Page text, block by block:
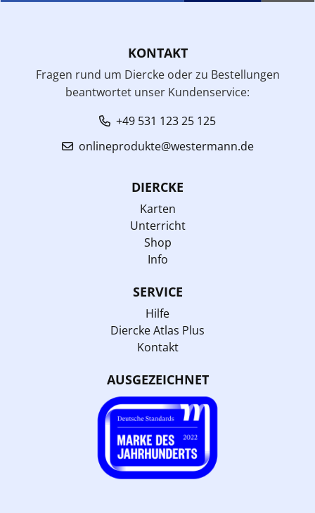
KONTAKT
Fragen rund um Diercke oder zu Bestellungen
beantwortet unser Kundenservice:
+49 531 123 25 125
onlineprodukte@westermann.de
DIERCKE
Karten
Unterricht
Shop
Info
SERVICE
Hilfe
Diercke Atlas Plus
Kontakt
AUSGEZEICHNET